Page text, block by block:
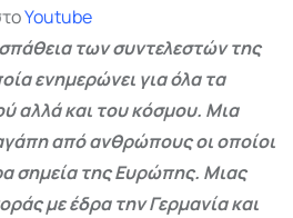
Youtube
των συντελεστών της
ενημερώνει για όλα τα
αλλά και του κόσμου. Μια
από ανθρώπους οι οποίοι
σημεία της Ευρώπης. Μιας
με έδρα την Γερμανία και